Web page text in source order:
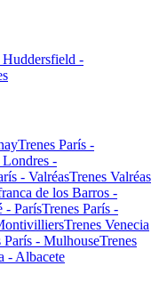
Huddersfield -
Trenes París -
Londres -
- ValréasTrenes Valréas
de los Barros -
- ParísTrenes París -
Trenes Venecia
París - MulhouseTrenes
- Albacete